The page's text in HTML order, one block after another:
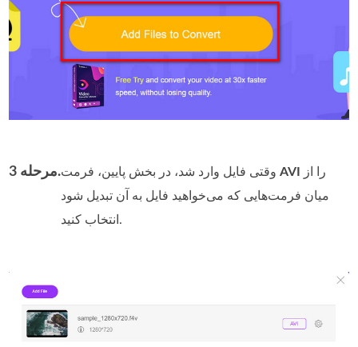
مرحله 3. وقتی فایل وارد شد، در بخش پایین، فرمتAVI
میان فرمت‌هایی که می‌خواهید فایل به آن تبدیل شود
انتخاب کنید.